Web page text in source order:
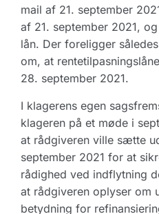
mail af 21. september
af 21. september 2021,
lån. Der foreligger
om, at
28. september 2021.
I klagerens egen
klageren på et møde i
at rådgiveren ville sætte
september 2021 for at
rådighed ved indflytning
at rådgiveren oplyser om
betydning for